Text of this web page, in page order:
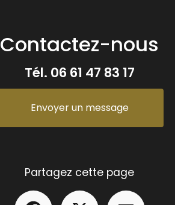
Contactez-nous
Tél. 06 61 47 83 17
Envoyer un message
Partagez cette page
Facebook